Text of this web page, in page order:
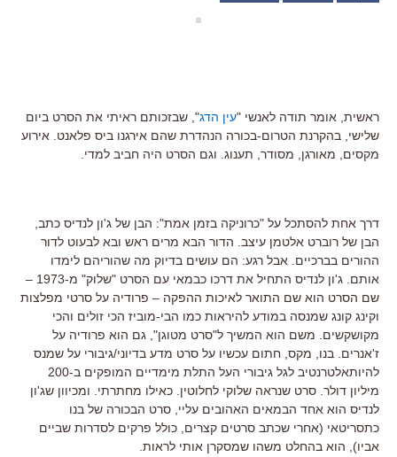
ראשית, אומר תודה לאנשי "עין הדג", שבזכותם ראיתי את הסרט ביום
שלישי, בהקרנת הטרום-בכורה הנהדרת שהם אירגנו ביס פלאנט. אירוע
מקסים, מאורגן, מסודר, תענוג. וגם הסרט היה חביב למדי.
דרך אחת להסתכל על "כרוניקה בזמן אמת": הבן של ג'ון לנדיס כתב,
הבן של רוברט אלטמן עיצב. הדור הבא מרים ראש ובא לבעוט לדור
ההורים בברכיים. אבל רגע: הם עושים בדיוק מה שהוריהם לימדו
אותם. ג'ון לנדיס התחיל את דרכו כבמאי עם הסרט "שלוק" מ-1973 –
שם הסרט הוא שם התואר לאיכות ההפקה – פרודיה על סרטי מפלצות
וקינג קונג שמנסה במודע להיראות כמו הבי-מוביז הכי זולים והכי
מקושקשים. משם הוא המשיך ל"סרט מטוגן", גם הוא פרודיה על
ז'אנרים. בנו, מקס, חתום עכשיו על סרט מדע בדיוני/גיבורי על שמנס
להיותאלטרנטיב לגל גיבורי העל התלת מימדיים המופקים ב-200
מיליון דולר. סרט שנראה שלוקי לחלוטין. כאילו מחתרתי. ומכיוון שג'ון
לנדיס הוא אחד הבמאים האהובים עליי, סרט הבכורה של בנו
כתסריטאי (אחרי שכתב סרטים קצרים, כולל פרקים לסדרות שביים
אביו), הוא בהחלט משהו שמסקרן אותי לראות.